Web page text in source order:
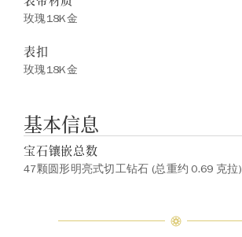
玫瑰18K金
表扣
玫瑰18K金
基本信息
宝石镶嵌总数
47颗圆形明亮式切工钻石 (总重约 0.69 克拉)